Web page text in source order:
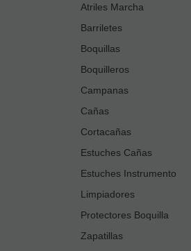
Atriles Marcha
Barriletes
Boquillas
Boquilleros
Campanas
Cañas
Cortacañas
Estuches Cañas
Estuches Instrumento
Limpiadores
Protectores Boquilla
Zapatillas